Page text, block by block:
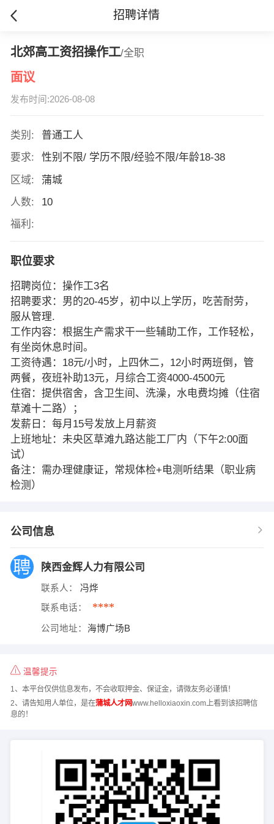
招聘详情
北郊高工资招操作工/全职
面议
发布时间:2026-08-08
类别:
普通工人
要求:
性别不限/ 学历不限/经验不限/年龄18-38
区域:
蒲城
人数:
10
福利:
职位要求
招聘岗位：操作工3名
招聘要求：男的20-45岁，初中以上学历，吃苦耐劳，
服从管理.
工作内容：根据生产需求干一些辅助工作，工作轻松，
有坐岗休息时间。
工资待遇：18元/小时，上四休二，12小时两班倒，管
两餐，夜班补助13元，月综合工资4000-4500元
住宿：提供宿舍，含卫生间、洗澡，水电费均摊（住宿
草滩十二路）；
发薪日：每月15号发放上月薪资
上班地址：未央区草滩九路达能工厂内（下午2:00面
试）
备注：需办理健康证，常规体检+电测听结果（职业病
检测）
公司信息
陕西金辉人力有限公司
联系人： 冯烨
联系电话： ****
公司地址： 海博广场B
温馨提示
1、本平台仅供信息发布，不会收取押金、保证金，请微友务必谨慎！
2、请告知用人单位，是在蒲城人才网www.helloxiaoxin.com上看到该招聘信
息的！